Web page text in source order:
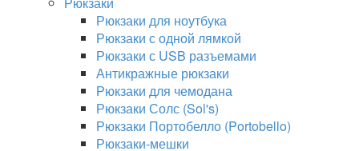
Рюкзаки для ноутбука
Рюкзаки с одной лямкой
Рюкзаки с USB разъемами
Антикражные рюкзаки
Рюкзаки для чемодана
Рюкзаки Солс (Sol's)
Рюкзаки Портобелло (Portobello)
Рюкзаки-мешки